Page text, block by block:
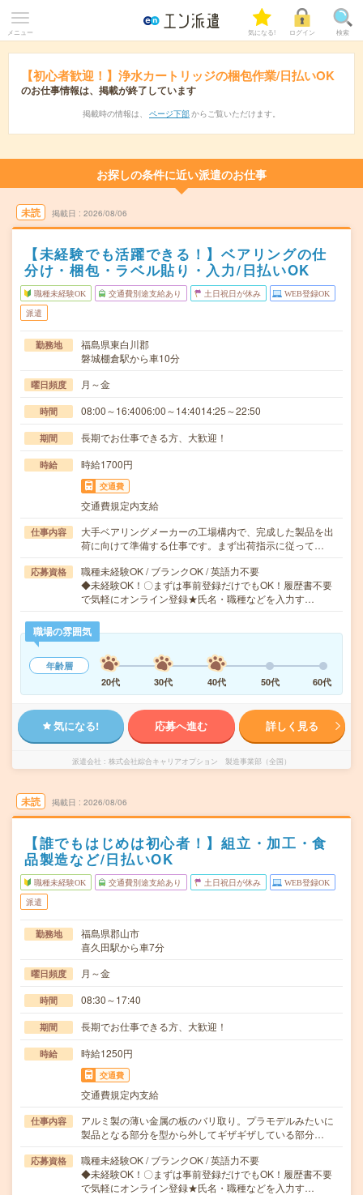
メニュー 気になる! ログイン 検索
【初心者歓迎！】浄水カートリッジの梱包作業/日払いOK
のお仕事情報は、掲載が終了しています
掲載時の情報は、 ページ下部 からご覧いただけます。
お探しの条件に近い派遣のお仕事
未読 掲載日 2026/08/06
【未経験でも活躍できる！】ベアリングの仕
分け・梱包・ラベル貼り・入力/日払いOK
職種未経験OK 交通費別途支給あり 土日祝日が休み WEB登録OK
派遣
勤務地
福島県東白川郡
磐城棚倉駅から車10分
曜日頻度 月～金
時間 08:00～16:4006:00～14:4014:25～22:50
期間 長期でお仕事できる方、大歓迎！
時給 時給1700円
交通費
交通費規定内支給
仕事内容
大手ベアリングメーカーの工場構内で、完成した製品を出
荷に向けて準備する仕事です。まず出荷指示に従って…
応募資格
職種未経験OK / ブランクOK / 英語力不要
◆未経験OK！〇まずは事前登録だけでもOK！履歴書不要
で気軽にオンライン登録★氏名・職種などを入力す…
職場の雰囲気
年齢層
20代
30代 40代 50代 60代
気になる! 応募へ進む 詳しく見る
派遣会社 株式会社綜合キャリアオプション 製造事業部（全国）
未読 掲載日 2026/08/06
【誰でもはじめは初心者！】組立・加工・食
品製造など/日払いOK
職種未経験OK 交通費別途支給あり 土日祝日が休み WEB登録OK
派遣
勤務地
福島県郡山市
喜久田駅から車7分
曜日頻度 月～金
時間 08:30～17:40
期間 長期でお仕事できる方、大歓迎！
時給 時給1250円
交通費
交通費規定内支給
仕事内容
アルミ製の薄い金属の板のバリ取り。プラモデルみたいに
製品となる部分を型から外してギザギザしている部分…
応募資格
職種未経験OK / ブランクOK / 英語力不要
◆未経験OK！〇まずは事前登録だけでもOK！履歴書不要
で気軽にオンライン登録★氏名・職種などを入力す…